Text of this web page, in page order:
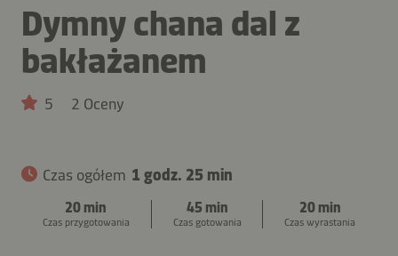
Dymny chana dal z
bakłażanem
5 2 Oceny
Czas ogółem 1 godz. 25 min
20 min
Czas przygotowania
45 min
Czas gotowania
20 min
Czas wyrastania